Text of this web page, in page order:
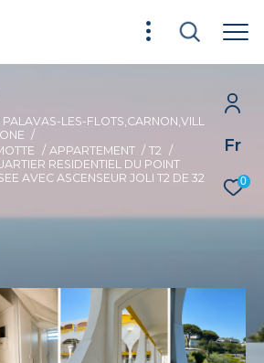
Fr
0
LES-FLOTS,CARNON,VILL
APPARTEMENT
T2
RESIDENTIEL DU POINT
AVEC ASCENSEUR JOLI T2 DE 32